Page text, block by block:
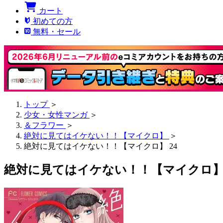
カート
初めての方
無料・セール
トップ ＞
少女・女性マンガ ＞
＆フラワー ＞
絶対に見てはイケない！！【マイクロ】
＞
絶対に見てはイケない！！【マイクロ】 24
絶対に見てはイケない！！【マイクロ